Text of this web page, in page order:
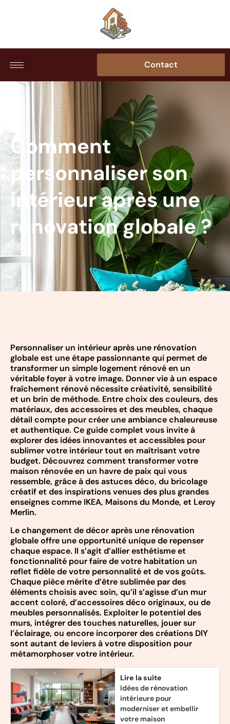
Contact
Comment
personnaliser son
intérieur après une
rénovation globale ?
Personnaliser un intérieur après une rénovation
globale est une étape passionnante qui permet de
transformer un simple logement rénové en un
véritable foyer à votre image. Donner vie à un espace
fraîchement rénové nécessite créativité, sensibilité
et un brin de méthode. Entre choix des couleurs, des
matériaux, des accessoires et des meubles, chaque
détail compte pour créer une ambiance chaleureuse
et authentique. Ce guide complet vous invite à
explorer des idées innovantes et accessibles pour
sublimer votre intérieur tout en maîtrisant votre
budget. Découvrez comment transformer votre
maison rénovée en un havre de paix qui vous
ressemble, grâce à des astuces déco, du bricolage
créatif et des inspirations venues des plus grandes
enseignes comme IKEA, Maisons du Monde, et Leroy
Merlin.
Le changement de décor après une rénovation
globale offre une opportunité unique de repenser
chaque espace. Il s’agit d’allier esthétisme et
fonctionnalité pour faire de votre habitation un
reflet fidèle de votre personnalité et de vos goûts.
Chaque pièce mérite d’être sublimée par des
éléments choisis avec soin, qu’il s’agisse d’un mur
accent coloré, d’accessoires déco originaux, ou de
meubles personnalisés. Exploiter le potentiel des
murs, intégrer des touches naturelles, jouer sur
l’éclairage, ou encore incorporer des créations DIY
sont autant de leviers à votre disposition pour
métamorphoser votre intérieur.
Lire la suite
Idées de rénovation
intérieure pour
moderniser et embellir
votre maison